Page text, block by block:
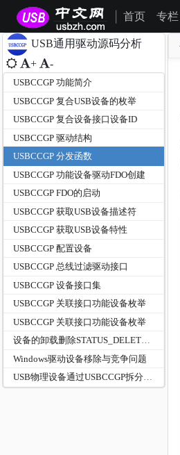
首页 专栏
USB通用驱动源码分析
+ -
USBCCGP 功能简介
USBCCGP 复合USB设备的枚举
USBCCGP 复合设备接口设备ID
USBCCGP 驱动结构
USBCCGP 分发函数
USBCCGP 功能设备驱动FDO创建
USBCCGP FDO的启动
USBCCGP 获取USB设备描述符
USBCCGP 获取USB设备特性
USBCCGP 配置设备
USBCCGP 总线过滤驱动接口
USBCCGP 设备接口集
USBCCGP 关联接口功能设备枚举
USBCCGP 关联接口功能设备枚举
设备的卸载删除STATUS_DELETE_PENDING
Windows驱动设备移除与竞争问题
USB物理设备通过USBCCGP拆分成逻辑设备